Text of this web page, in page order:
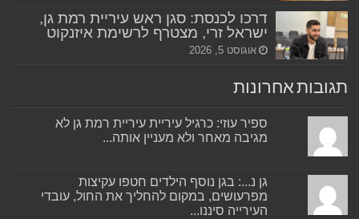
דרכו לכנסת: סגן ראש עיריית רמת גן,
ישראל זרי, מצטרף לרשימת איזנקוט
אוגוסט 5, 2026
תגובות אחרונות
ספיר עוזי: כרגיל עיריית עיריית רמת גן לא
מגיבה מאחר ולא מעניין אותה...
גן נ...: בגן נוסף הילדים חטפו עקיצות
מפרעושים, במקום להחליך את החול, עובדי
העירייה סיננו...